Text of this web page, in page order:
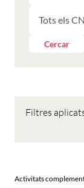
PER
LES
Cercar
Filtres
Activitats